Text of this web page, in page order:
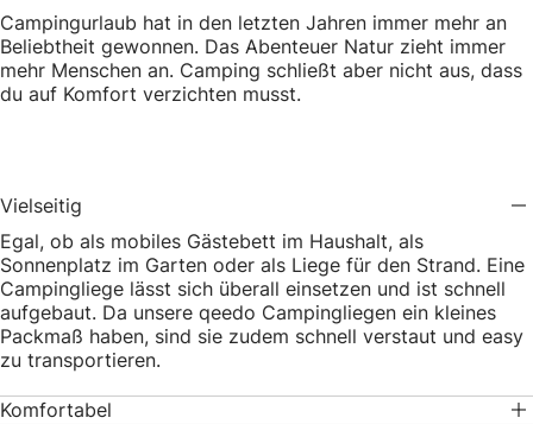
Campingurlaub hat in den letzten Jahren immer mehr an
Beliebtheit gewonnen. Das Abenteuer Natur zieht immer
mehr Menschen an. Camping schließt aber nicht aus, dass
du auf Komfort verzichten musst.
Vielseitig
Egal, ob als mobiles Gästebett im Haushalt, als
Sonnenplatz im Garten oder als Liege für den Strand. Eine
Campingliege lässt sich überall einsetzen und ist schnell
aufgebaut. Da unsere qeedo Campingliegen ein kleines
Packmaß haben, sind sie zudem schnell verstaut und easy
zu transportieren.
Komfortabel